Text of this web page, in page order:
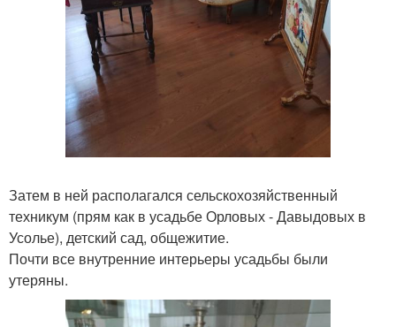
Затем в ней располагался сельскохозяйственный
техникум (прям как в усадьбе Орловых - Давыдовых в
Усолье), детский сад, общежитие.
Почти все внутренние интерьеры усадьбы были
утеряны.